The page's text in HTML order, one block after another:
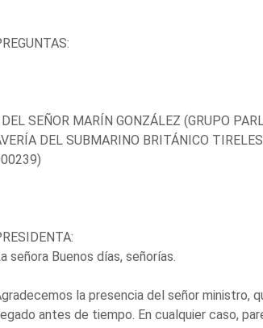
SEÑOR MARÍN GONZÁLEZ (GRUPO
DEL SUBMARINO BRITÁNICO
señora Buenos días, señorías.
la presencia del señor ministro,
antes de tiempo. En cualquier caso,